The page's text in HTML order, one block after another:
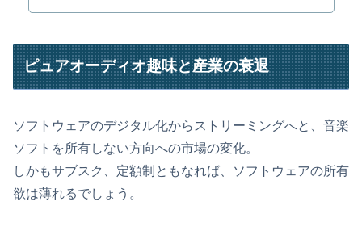
ピュアオーディオ趣味と産業の衰退
ソフトウェアのデジタル化からストリーミングへと、音楽
ソフトを所有しない方向への市場の変化。
しかもサブスク、定額制ともなれば、ソフトウェアの所有
欲は薄れるでしょう。